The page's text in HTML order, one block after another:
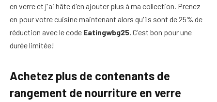
en verre et j'ai hâte d'en ajouter plus à ma collection. Prenez-
en pour votre cuisine maintenant alors qu'ils sont de 25% de
réduction avec le code Eatingwbg25. C'est bon pour une
durée limitée!
Achetez plus de contenants de
rangement de nourriture en verre